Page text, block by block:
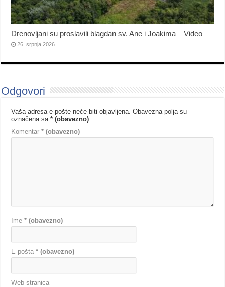
Drenovljani su proslavili blagdan sv. Ane i Joakima – Video
26. srpnja 2026.
Odgovori
Vaša adresa e-pošte neće biti objavljena. Obavezna polja su
označena sa* (obavezno)
Komentar* (obavezno)
Ime* (obavezno)
E-pošta* (obavezno)
Web-stranica